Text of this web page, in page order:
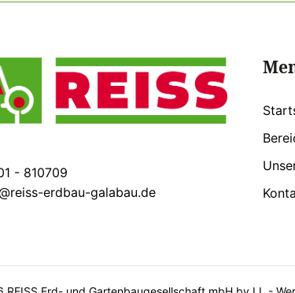
- 810709
erdbau-galabau.de